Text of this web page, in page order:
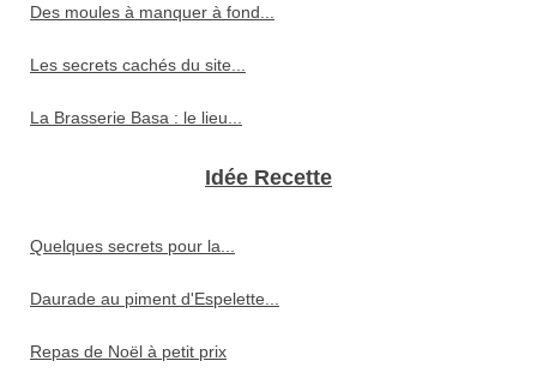
Des moules à manquer à fond...
Les secrets cachés du site...
La Brasserie Basa : le lieu...
Idée Recette
Quelques secrets pour la...
Daurade au piment d'Espelette...
Repas de Noël à petit prix